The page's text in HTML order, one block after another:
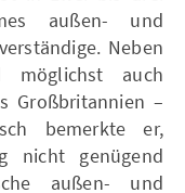
außen- und
Neben
möglichst auch
Großbritannien –
bemerkte er,
nicht genügend
außen- und